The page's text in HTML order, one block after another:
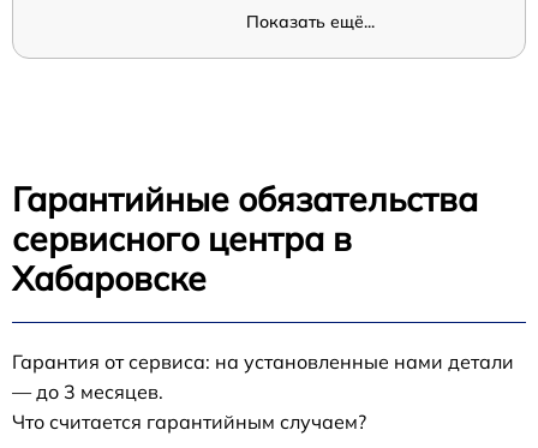
Показать ещё...
Гарантийные обязательства
сервисного центра в
Хабаровске
Гарантия от сервиса: на установленные нами детали
— до 3 месяцев.
Что считается гарантийным случаем?